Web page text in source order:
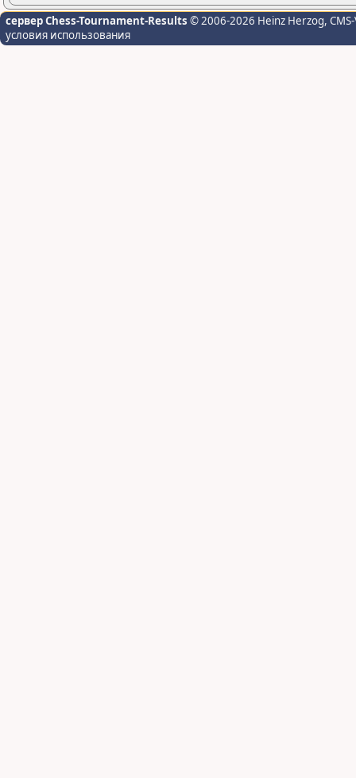
сервер Chess-Tournament-Results © 2006-2026 Heinz Herzog,
условия использования